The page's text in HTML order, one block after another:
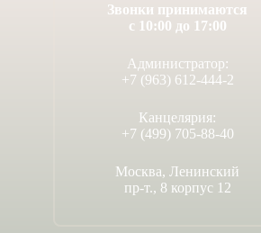
Звонки принимаются
с 10:00 до 17:00
Администратор:
+7 (963) 612-444-2
Канцелярия:
+7 (499) 705-88-40
Москва, Ленинский
пр-т., 8 корпус 12